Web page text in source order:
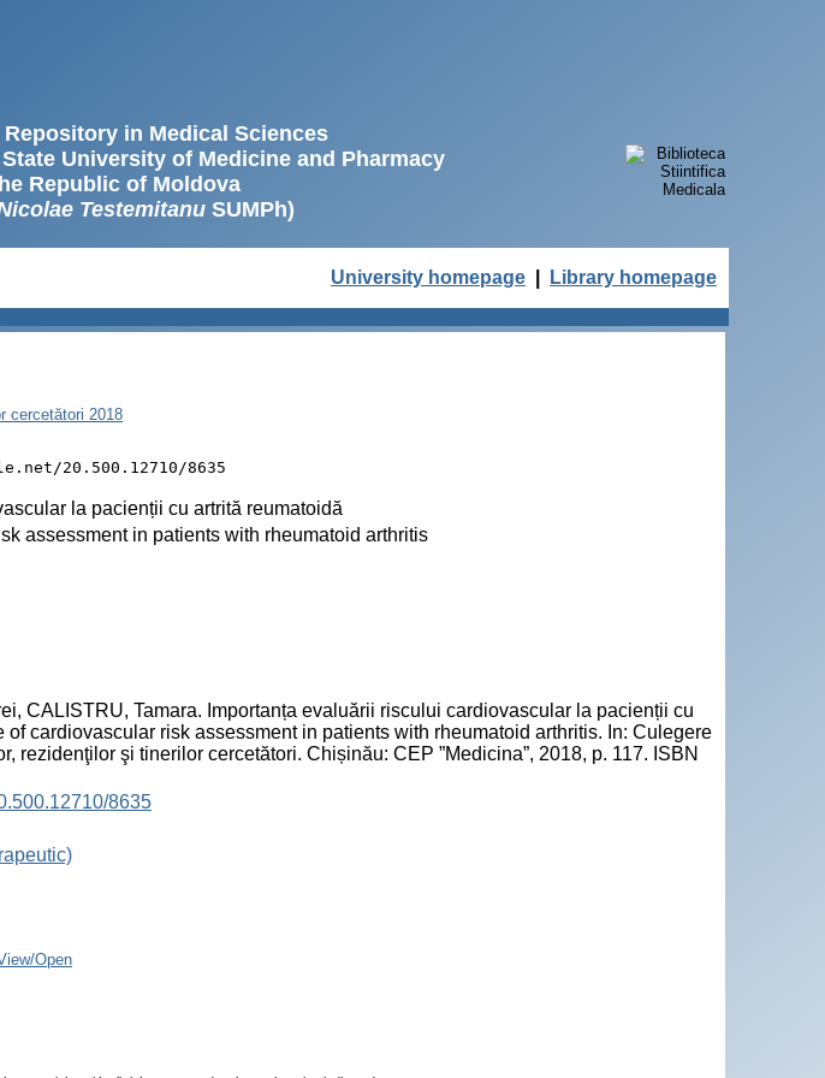
in Medical Sciences
University of Medicine and Pharmacy
Republic of Moldova
TestemitanuSUMPh)
University homepage Library homepage
cercetători 2018
20.500.12710/8635
la pacienții cu artrită reumatoidă
assessment in patients with rheumatoid arthritis
CALISTRU, Tamara. Importanța evaluării riscului cardiovascular la pacienții cu
of cardiovascular risk assessment in patients with rheumatoid arthritis. In: Culegere
rezidenţilor şi tinerilor cercetători. Chișinău: CEP ”Medicina”, 2018, p. 117. ISBN
8635
Open